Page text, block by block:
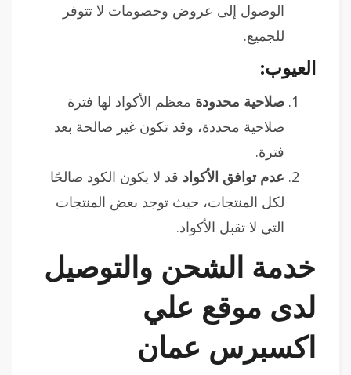
الوصول إلى عروض وخصومات لا تتوفر
للجميع.
العيوب:
صلاحية محدودةمعظم الأكواد لها فترة
صلاحية محددة، وقد تكون غير صالحة بعد
فترة.
عدم توافق الأكوادقد لا يكون الكود صالحًا
لكل المنتجات، حيث توجد بعض المنتجات
التي لا تقبل الأكواد.
خدمة الشحن والتوصيل
لدى موقع علي
اكسبرس عمان